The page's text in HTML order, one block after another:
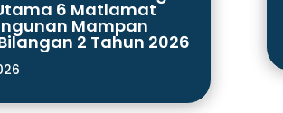
6 Matlamat
Mampan
2 Tahun 2026